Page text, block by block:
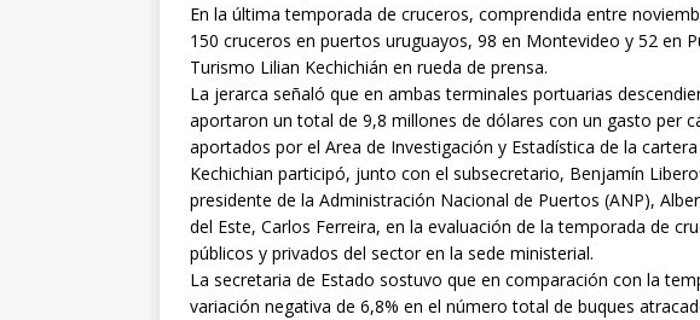
En la última temporada de cruceros, comprendida entre
150 cruceros en puertos uruguayos, 98 en Montevideo y 52 en
Turismo Lilian Kechichián en rueda de prensa.
La jerarca señaló que en ambas terminales portuarias
aportaron un total de 9,8 millones de dólares con un gasto per
aportados por el Area de Investigación y Estadística de la
Kechichian participó, junto con el subsecretario, Benjamín
presidente de la Administración Nacional de Puertos (ANP),
del Este, Carlos Ferreira, en la evaluación de la temporada de
públicos y privados del sector en la sede ministerial.
La secretaria de Estado sostuvo que en comparación con la
variación negativa de 6,8% en el número total de buques